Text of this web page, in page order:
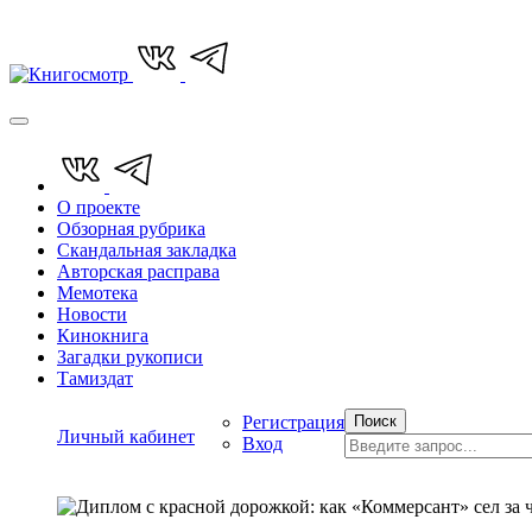
О проекте
Обзорная рубрика
Скандальная закладка
Авторская расправа
Мемотека
Новости
Кинокнига
Загадки рукописи
Тамиздат
Личный кабинет
Регистрация
Вход
Поиск